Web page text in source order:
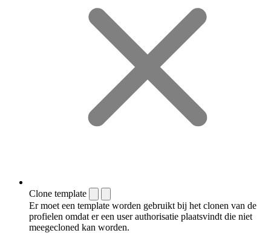
Clone template
Er moet een template worden gebruikt bij het clonen van de
profielen omdat er een user authorisatie plaatsvindt die niet
meegecloned kan worden.